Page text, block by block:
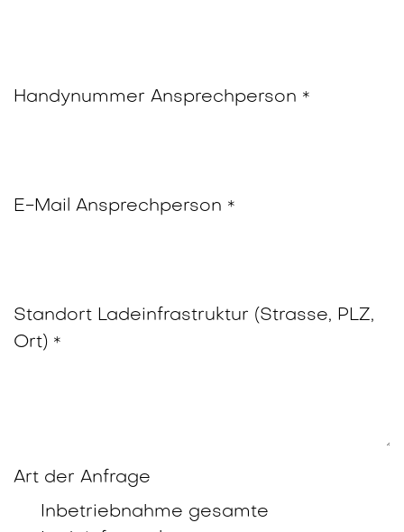
Handynummer Ansprechperson *
E-Mail Ansprechperson *
Standort Ladeinfrastruktur (Strasse, PLZ,
Ort) *
Art der Anfrage
Inbetriebnahme gesamte